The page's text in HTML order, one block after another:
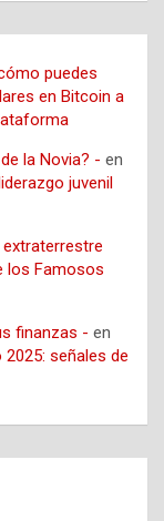
puedes
en Bitcoin a
la Novia? - en
juvenil
los Famosos
finanzas - en
señales de